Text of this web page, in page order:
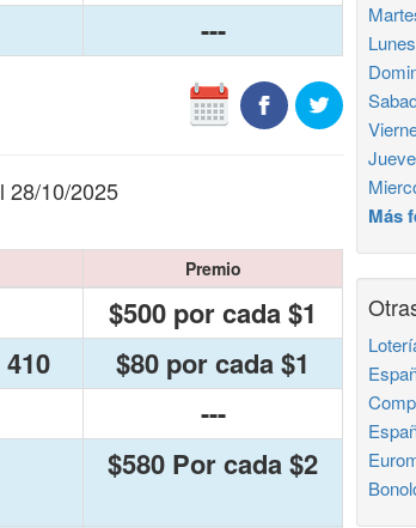
---
28/10/2025
Premio
$500 por cada $1
$80 por cada $1
---
$580 Por cada $2
Más